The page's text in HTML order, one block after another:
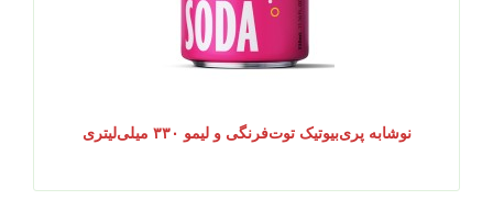
نوشابه پری‌بیوتیک توت‌فرنگی و لیمو ۳۳۰ میلی‌لیتری